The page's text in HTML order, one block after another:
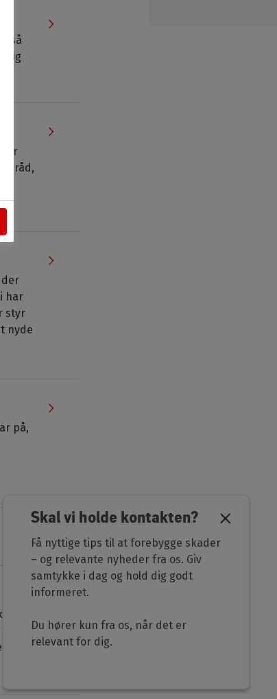
så
dig
råd,
der
har
styr
nyde
på,
Skal vi holde kontakten?
Få nyttige tips til at forebygge skader
– og relevante nyheder fra os. Giv
samtykke i dag og hold dig godt
informeret.
Du hører kun fra os, når det er
relevant for dig.